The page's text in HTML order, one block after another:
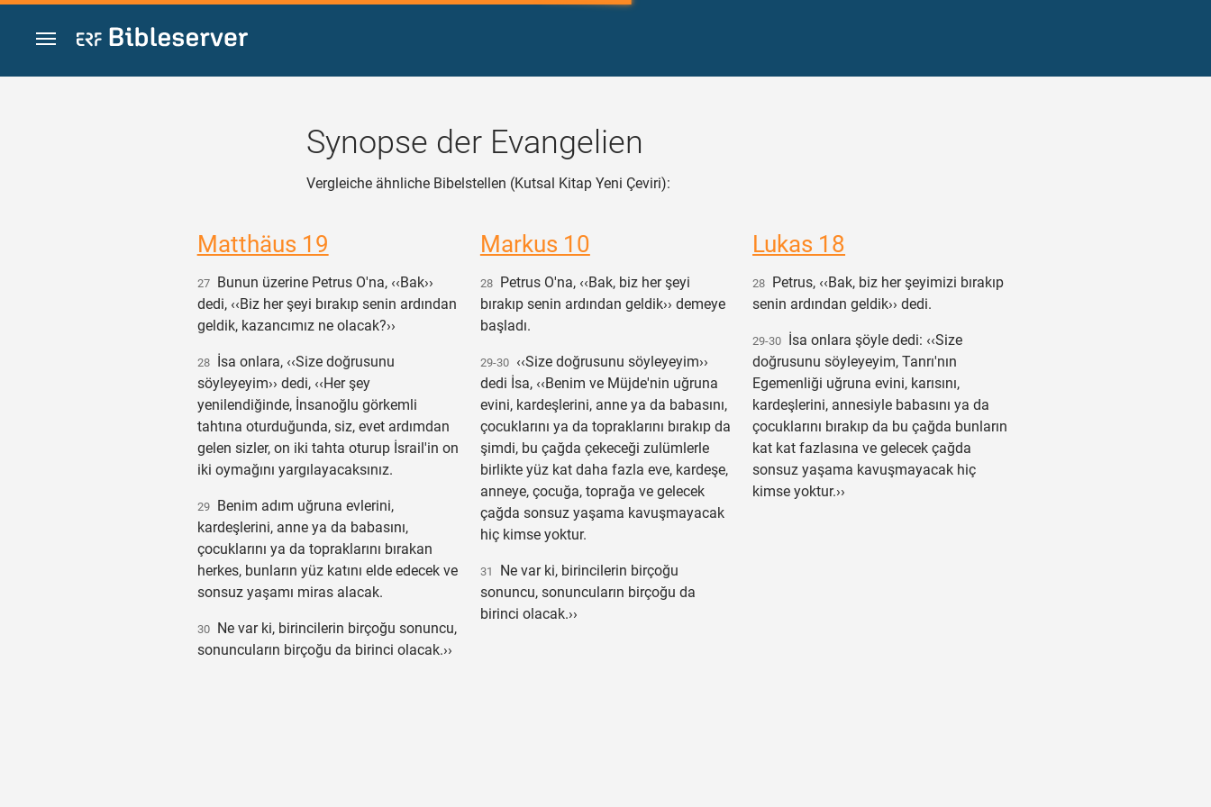
Zum Inhalt springen
Synopse der Evangelien
Vergleiche ähnliche Bibelstellen (Kutsal Kitap Yeni Çeviri):
Matthäus 19
27Bunun üzerine Petrus O'na, ‹‹Bak››
dedi, ‹‹Biz her şeyi bırakıp senin ardından
geldik, kazancımız ne olacak?››
28İsa onlara, ‹‹Size doğrusunu
söyleyeyim›› dedi, ‹‹Her şey
yenilendiğinde, İnsanoğlu görkemli
tahtına oturduğunda, siz, evet ardımdan
gelen sizler, on iki tahta oturup İsrail'in on
iki oymağını yargılayacaksınız.
29Benim adım uğruna evlerini,
kardeşlerini, anne ya da babasını,
çocuklarını ya da topraklarını bırakan
herkes, bunların yüz katını elde edecek ve
sonsuz yaşamı miras alacak.
30Ne var ki, birincilerin birçoğu sonuncu,
sonuncuların birçoğu da birinci olacak.››
Markus 10
28Petrus O'na, ‹‹Bak, biz her şeyi
bırakıp senin ardından geldik›› demeye
başladı.
29-30‹‹Size doğrusunu söyleyeyim››
dedi İsa, ‹‹Benim ve Müjde'nin uğruna
evini, kardeşlerini, anne ya da babasını,
çocuklarını ya da topraklarını bırakıp da
şimdi, bu çağda çekeceği zulümlerle
birlikte yüz kat daha fazla eve, kardeşe,
anneye, çocuğa, toprağa ve gelecek
çağda sonsuz yaşama kavuşmayacak
hiç kimse yoktur.
31
Ne var ki, birincilerin birçoğu
sonuncu, sonuncuların birçoğu da
birinci olacak.››
Lukas 18
28 Petrus, ‹‹Bak, biz her şeyimizi bırakıp
senin ardından geldik›› dedi.
29-30 İsa onlara şöyle dedi: ‹‹Size
doğrusunu söyleyeyim, Tanrı'nın
Egemenliği uğruna evini, karısını,
kardeşlerini, annesiyle babasını ya da
çocuklarını bırakıp da bu çağda bunların
kat kat fazlasına ve gelecek çağda
sonsuz yaşama kavuşmayacak hiç
kimse yoktur.››